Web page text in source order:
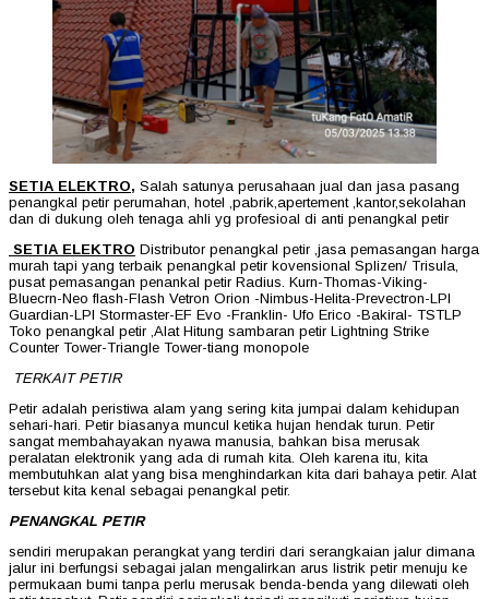
SETIA ELEKTRO, Salah satunya perusahaan jual dan jasa pasang
penangkal petir perumahan, hotel ,pabrik,apertement ,kantor,sekolahan
dan di dukung oleh tenaga ahli yg profesioal di anti penangkal petir
SETIA ELEKTRO Distributor penangkal petir ,jasa pemasangan harga
murah tapi yang terbaik penangkal petir kovensional Splizen/ Trisula,
pusat pemasangan penankal petir Radius. Kurn-Thomas-Viking-
Bluecrn-Neo flash-Flash Vetron Orion -Nimbus-Helita-Prevectron-LPI
Guardian-LPI Stormaster-EF Evo -Franklin- Ufo Erico -Bakiral- TSTLP
Toko penangkal petir ,Alat Hitung sambaran petir Lightning Strike
Counter Tower-Triangle Tower-tiang monopole
TERKAIT PETIR
Petir adalah peristiwa alam yang sering kita jumpai dalam kehidupan
sehari-hari. Petir biasanya muncul ketika hujan hendak turun. Petir
sangat membahayakan nyawa manusia, bahkan bisa merusak
peralatan elektronik yang ada di rumah kita. Oleh karena itu, kita
membutuhkan alat yang bisa menghindarkan kita dari bahaya petir. Alat
tersebut kita kenal sebagai penangkal petir.
PENANGKAL PETIR
sendiri merupakan perangkat yang terdiri dari serangkaian jalur dimana
jalur ini berfungsi sebagai jalan mengalirkan arus listrik petir menuju ke
permukaan bumi tanpa perlu merusak benda-benda yang dilewati oleh